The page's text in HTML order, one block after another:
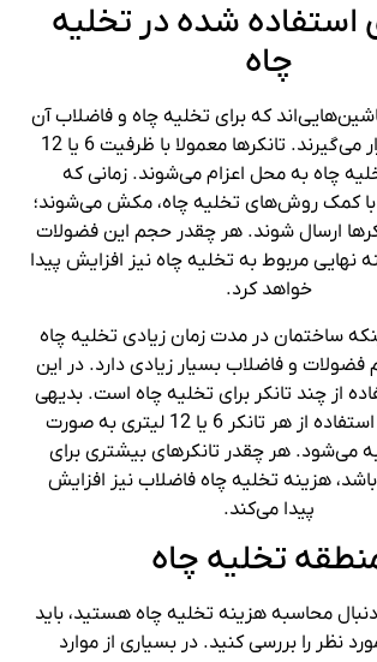
استفاده شده در تخلیه
چاه
که برای تخلیه چاه و فاضلاب آن
مورد استفاده قرار می‌گیرند. تانکرها معمولا با ظرفیت 6 یا 12
چاه به محل اعزام می‌شوند. زمانی که
کمک روش‌های تخلیه چاه، مکش می‌شوند؛
ارسال شوند. هر چقدر حجم این فضولات
نهایی مربوط به تخلیه چاه نیز افزایش پیدا
خواهد کرد.
ساختمان در مدت زمان زیادی تخلیه چاه
و فاضلاب بسیار زیادی دارد. در این
از چند تانکر برای تخلیه چاه است. بدیهی
است که قیمت استفاده از هر تانکر 6 یا 12 لیتری به صورت
می‌شود. هر چقدر تانکرهای بیشتری برای
باشد، هزینه تخلیه چاه فاضلاب نیز افزایش
پیدا می‌کند.
تخلیه چاه
محاسبه هزینه تخلیه چاه هستید، باید
نظر را بررسی کنید. در بسیاری از موارد